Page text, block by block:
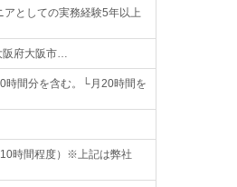
アとしての実務経験5年以上
阪府大阪市…
時間分を含む。└月20時間を
時間程度）※上記は弊社